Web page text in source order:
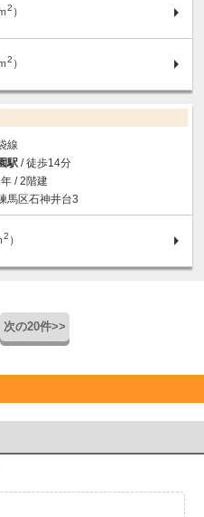
2 ）
2 ）
線
駅/ 徒歩14分
/ 2階建
馬区石神井台3
2 ）
次の20件>>